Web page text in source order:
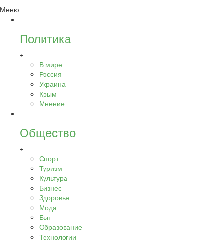
Меню
Политика
+
В мире
Россия
Украина
Крым
Мнение
Общество
+
Спорт
Туризм
Культура
Бизнес
Здоровье
Мода
Быт
Образование
Технологии